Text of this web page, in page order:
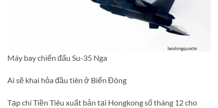
Máy bay chiến đấu Su-35 Nga
Ai sẽ khai hỏa đầu tiên ở Biển Đông
Tạp chí Tiền Tiêu xuất bản tại Hongkong số tháng 12 cho